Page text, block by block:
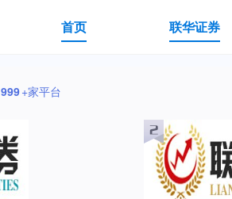
首页 联华证券
999+家平台